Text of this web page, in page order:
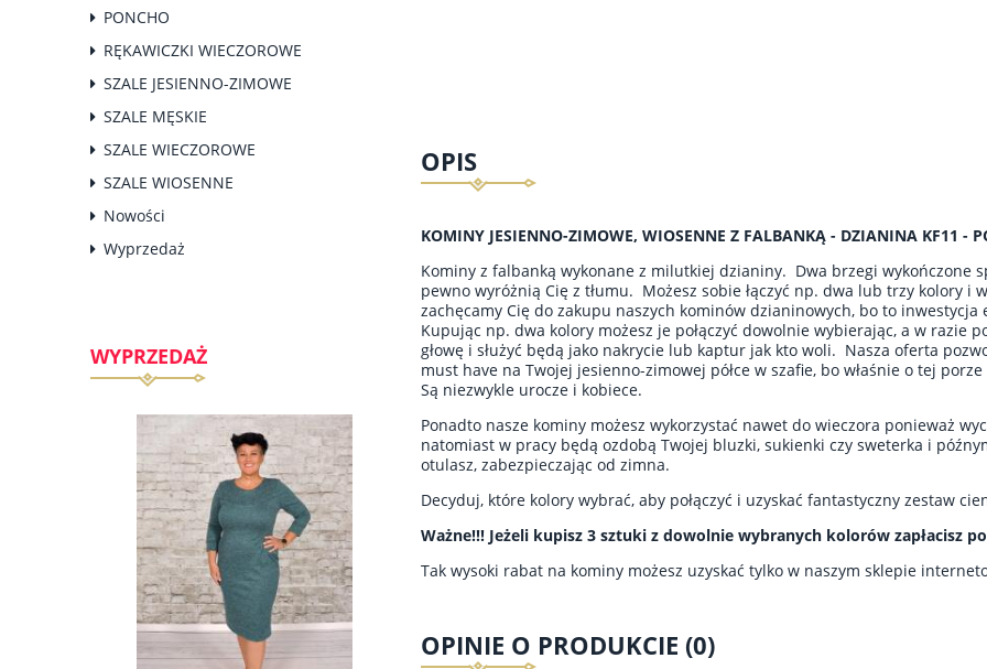
PONCHO
RĘKAWICZKI WIECZOROWE
SZALE JESIENNO-ZIMOWE
SZALE MĘSKIE
SZALE WIECZOROWE
SZALE WIOSENNE
Nowości
Wyprzedaż
WYPRZEDAŻ
OPIS
KOMINY JESIENNO-ZIMOWE, WIOSENNE Z FALBANKĄ - DZIANINA KF11 -
Kominy z falbanką wykonane z milutkiej dzianiny. Dwa brzegi wykończone
pewno wyróżnią Cię z tłumu. Możesz sobie łączyć np. dwa lub trzy kolory
zachęcamy Cię do zakupu naszych kominów dzianinowych, bo to
Kupując np. dwa kolory możesz je połączyć dowolnie wybierając, a w razie
głowę i służyć będą jako nakrycie lub kaptur jak kto woli. Nasza oferta
must have na Twojej jesienno-zimowej półce w szafie, bo właśnie o tej
Są niezwykle urocze i kobiece.
Ponadto nasze kominy możesz wykorzystać nawet do wieczora ponieważ
natomiast w pracy będą ozdobą Twojej bluzki, sukienki czy sweterka i
otulasz, zabezpieczając od zimna.
Decyduj, które kolory wybrać, aby połączyć i uzyskać fantastyczny zestaw
Ważne!!! Jeżeli kupisz 3 sztuki z dowolnie wybranych kolorów zapłacisz
Tak wysoki rabat na kominy możesz uzyskać tylko w naszym sklepie
OPINIE O PRODUKCIE (0)